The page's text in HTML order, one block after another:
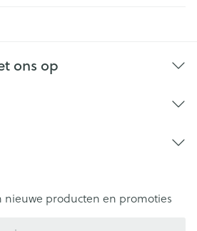
ons op
nieuwe producten en promoties